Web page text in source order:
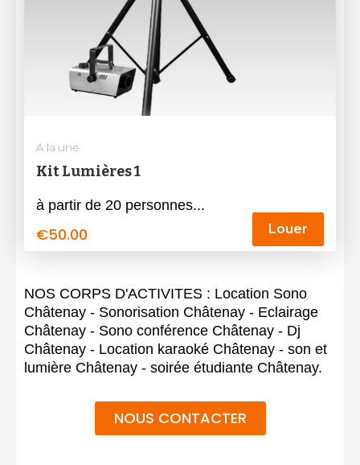
A la une
Kit Lumières 1
à partir de 20 personnes...
€50.00 Louer
NOS CORPS D'ACTIVITES : Location Sono
Châtenay - Sonorisation Châtenay - Eclairage
Châtenay - Sono conférence Châtenay - Dj
Châtenay - Location karaoké Châtenay - son et
lumière Châtenay - soirée étudiante Châtenay.
NOUS CONTACTER